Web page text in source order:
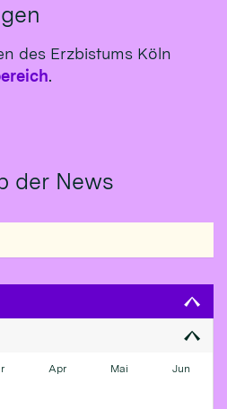
des Erzbistums Köln
.
der News
Apr Mai Jun